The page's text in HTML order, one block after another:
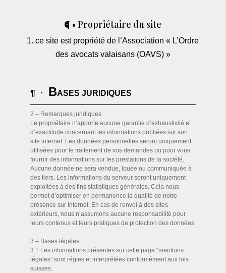
¶ • Propriétaire du site
1. ce site est propriété de l’Association « L’Ordre
des avocats valaisans (OAVS) »
¶ · BASES JURIDIQUES
2 – Remarques juridiques
Le propriétaire n’apporte aucune garantie d’exhaustivité et
d’exactitude concernant les informations publiées sur son
site internet. Les données personnelles seront uniquement
utilisées pour le traitement de vos demandes ou pour vous
fournir des informations sur les prestations de la société.
Aucune donnée ne sera vendue, louée ou communiquée à
des tiers. Les informations du serveur seront uniquement
exploitées à des fins statistiques générales. Cela nous
permet d’optimiser en permanence la qualité de notre
présence sur Internet. En cas de renvoi à des sites
extérieurs, nous n’assumons aucune responsabilité pour
leurs contenus et leurs pratiques de protection des données.
3 – Bases légales
3.1 Les informations présentes sur cette page “mentions
légales” sont régies et interprétées conformément aux lois
suisses.